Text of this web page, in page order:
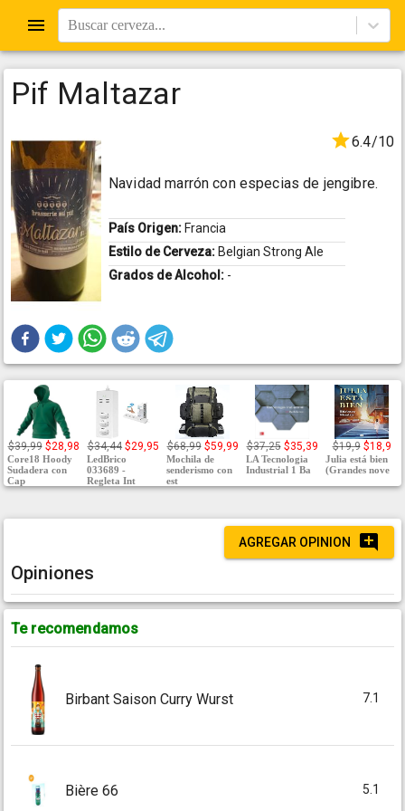
Buscar cerveza...
Pif Maltazar
6.4/10
Navidad marrón con especias de jengibre.
País Origen: Francia
Estilo de Cerveza: Belgian Strong Ale
Grados de Alcohol: -
$39,99 $28,98
Core18 Hoody
Sudadera con
Cap
$34,44 $29,95
LedBrico
033689 -
Regleta Int
$68,99 $59,99
Mochila de
senderismo con
est
$37,25 $35,39
LA Tecnologia
Industrial 1 Ba
$19,9 $18,9
Julia está bien
(Grandes nove
AGREGAR OPINION
Opiniones
Te recomendamos
Birbant Saison Curry Wurst 7.1
Bière 66 5.1